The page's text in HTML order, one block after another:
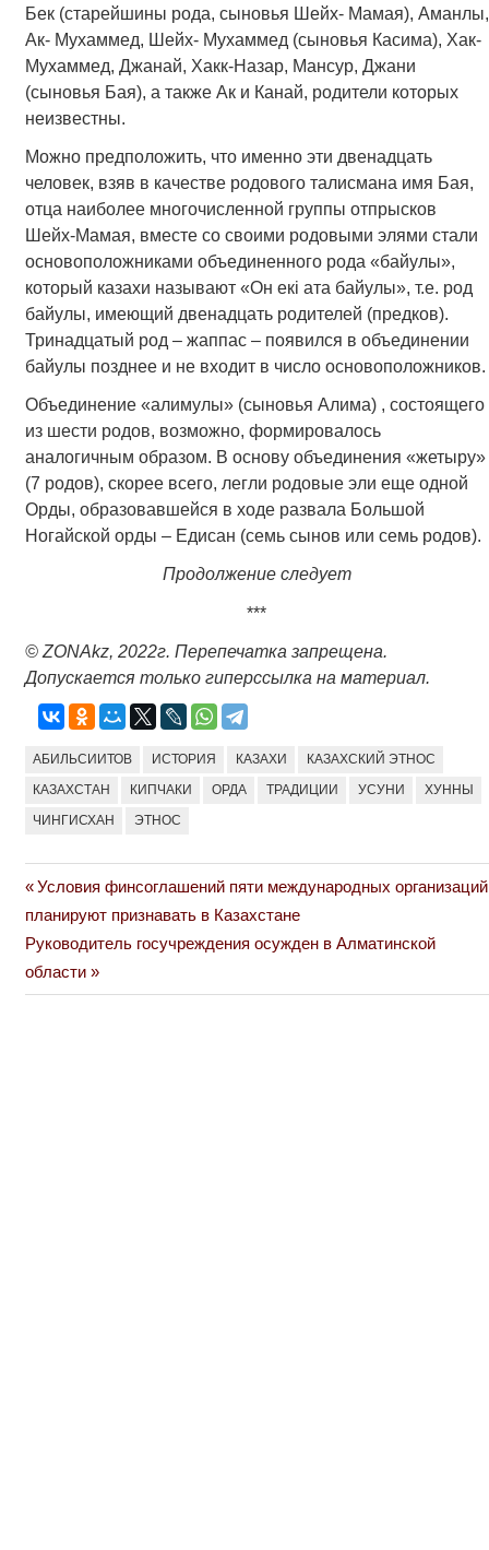
Бек (старейшины рода, сыновья Шейх- Мамая), Аманлы,
Ак- Мухаммед, Шейх- Мухаммед (сыновья Касима), Хак-
Мухаммед, Джанай, Хакк-Назар, Мансур, Джани
(сыновья Бая), а также Ак и Канай, родители которых
неизвестны.
Можно предположить, что именно эти двенадцать
человек, взяв в качестве родового талисмана имя Бая,
отца наиболее многочисленной группы отпрысков
Шейх-Мамая, вместе со своими родовыми элями стали
основоположниками объединенного рода «байулы»,
который казахи называют «Он екi ата байулы», т.е. род
байулы, имеющий двенадцать родителей (предков).
Тринадцатый род – жаппас – появился в объединении
байулы позднее и не входит в число основоположников.
Объединение «алимулы» (сыновья Алима) , состоящего
из шести родов, возможно, формировалось
аналогичным образом. В основу объединения «жетыру»
(7 родов), скорее всего, легли родовые эли еще одной
Орды, образовавшейся в ходе развала Большой
Ногайской орды – Едисан (семь сынов или семь родов).
Продолжение следует
***
© ZONAkz, 2022г. Перепечатка запрещена.
Допускается только гиперссылка на материал.
АБИЛЬСИИТОВ ИСТОРИЯ КАЗАХИ КАЗАХСКИЙ ЭТНОС
КАЗАХСТАН КИПЧАКИ ОРДА ТРАДИЦИИ УСУНИ ХУННЫ
ЧИНГИСХАН ЭТНОС
Навигация
по
записям
Previous
Post:
Условия финсоглашений пяти международных организаций
планируют признавать в Казахстане
Next
Post:
Руководитель госучреждения осужден в Алматинской
области